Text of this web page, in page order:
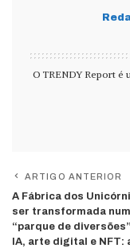
O TRENDY Report é
ARTIGO ANTERIOR
A Fábrica dos
ser transformada num
“parque de
IA, arte digital e NFT: